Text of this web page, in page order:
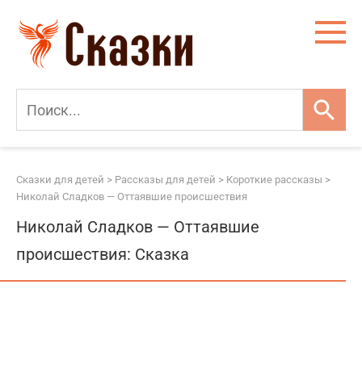
контенту
Сказки для детей > Рассказы для детей > Короткие рассказы >
Николай Сладков — Оттаявшие происшествия
Николай Сладков — Оттаявшие
происшествия: Сказка